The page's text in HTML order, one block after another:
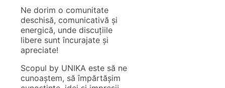
Ne dorim o comunitate
deschisă, comunicativă și
energică, unde discuțiile
libere sunt încurajate și
apreciate!
Scopul by UNIKA este să ne
cunoaștem, să împărtășim